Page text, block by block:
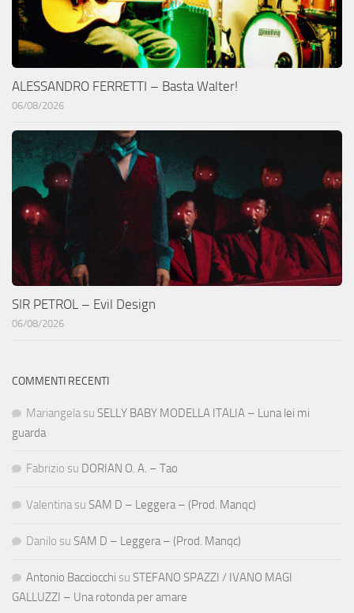
ALESSANDRO FERRETTI – Basta Walter!
06/08/2026
SIR PETROL – Evil Design
06/08/2026
COMMENTI RECENTI
Mariangela su SELLY BABY MODELLA ITALIA – Luna lei mi
guarda
Fabrizio su DORIAN O. A. – Tao
Valentina su SAM D – Leggera – (Prod. Manqc)
Danilo su SAM D – Leggera – (Prod. Manqc)
Antonio Bacciocchi su STEFANO SPAZZI / IVANO MAGI
GALLUZZI – Una rotonda per amare